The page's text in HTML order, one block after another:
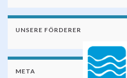
UNSERE FÖRDERER
META